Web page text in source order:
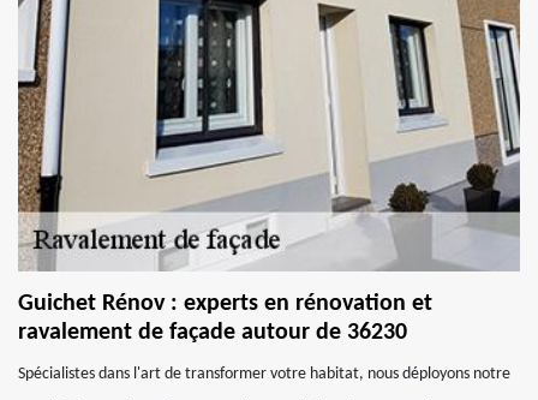
Guichet Rénov : experts en rénovation et
ravalement de façade autour de 36230
Spécialistes dans l'art de transformer votre habitat, nous déployons notre